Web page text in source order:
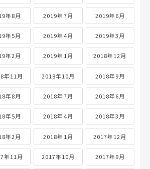
年8月 2019年7月 2019年6月
年5月 2019年4月 2019年3月
年2月 2019年1月 2018年12月
年11月 2018年10月 2018年9月
年8月 2018年7月 2018年6月
年5月 2018年4月 2018年3月
年2月 2018年1月 2017年12月
年11月 2017年10月 2017年9月